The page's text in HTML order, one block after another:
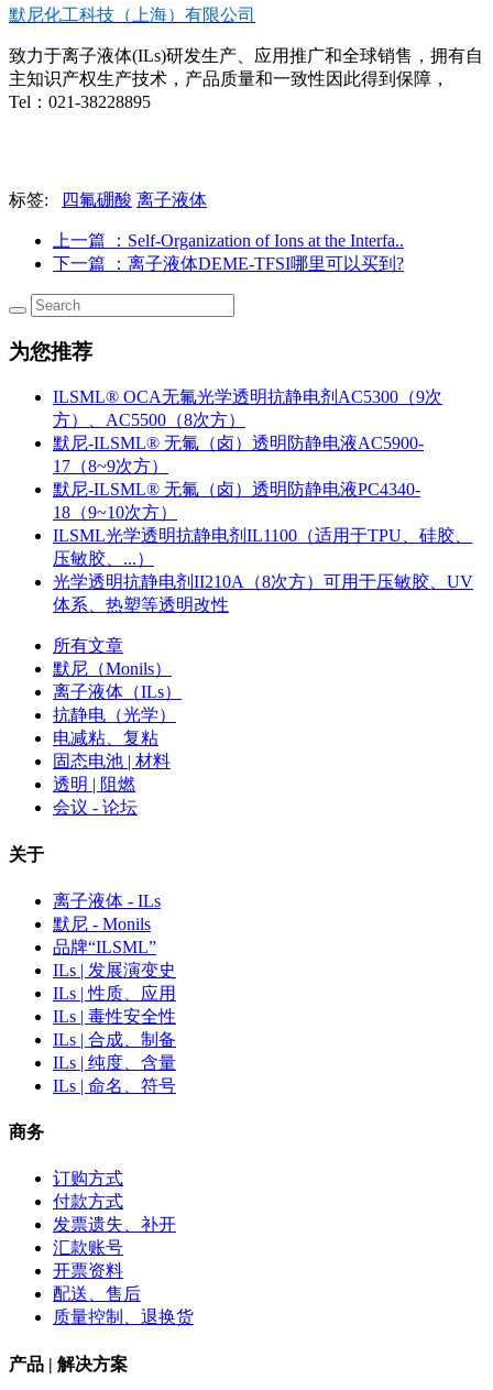
默尼化工科技（上海）有限公司
致力于离子液体(ILs)研发生产、应用推广和全球销售，拥有自
主知识产权生产技术，产品质量和一致性因此得到保障，
Tel：021-38228895
标签: 四氟硼酸 离子液体
上一篇
：Self-Organization of Ions at the Interfa..
下一篇
：离子液体DEME-TFSI哪里可以买到?
为您推荐
ILSML® OCA无氟光学透明抗静电剂AC5300（9次
方）、AC5500（8次方）
默尼-ILSML® 无氟（卤）透明防静电液AC5900-
17（8~9次方）
默尼-ILSML® 无氟（卤）透明防静电液PC4340-
18（9~10次方）
ILSML光学透明抗静电剂IL1100（适用于TPU、硅胶、
压敏胶、...）
光学透明抗静电剂II210A（8次方）可用于压敏胶、UV
体系、热塑等透明改性
所有文章
默尼（Monils）
离子液体（ILs）
抗静电（光学）
电减粘、复粘
固态电池 | 材料
透明 | 阻燃
会议 - 论坛
关于
离子液体 - ILs
默尼 - Monils
品牌“ILSML”
ILs | 发展演变史
ILs | 性质、应用
ILs | 毒性安全性
ILs | 合成、制备
ILs | 纯度、含量
ILs | 命名、符号
商务
订购方式
付款方式
发票遗失、补开
汇款账号
开票资料
配送、售后
质量控制、退换货
产品 | 解决方案